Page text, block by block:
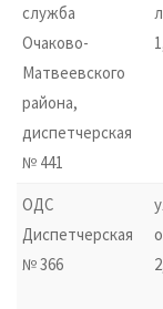
служба
Очаково-
Матвеевского
района,
диспетчерская
№ 441
ОДС
Диспетчерская
№ 366